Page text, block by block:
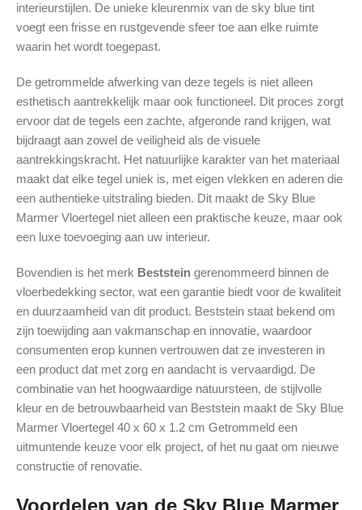
interieurstijlen. De unieke kleurenmix van de sky blue tint
voegt een frisse en rustgevende sfeer toe aan elke ruimte
waarin het wordt toegepast.
De getrommelde afwerking van deze tegels is niet alleen
esthetisch aantrekkelijk maar ook functioneel. Dit proces zorgt
ervoor dat de tegels een zachte, afgeronde rand krijgen, wat
bijdraagt aan zowel de veiligheid als de visuele
aantrekkingskracht. Het natuurlijke karakter van het materiaal
maakt dat elke tegel uniek is, met eigen vlekken en aderen die
een authentieke uitstraling bieden. Dit maakt de Sky Blue
Marmer Vloertegel niet alleen een praktische keuze, maar ook
een luxe toevoeging aan uw interieur.
Bovendien is het merk Beststein gerenommeerd binnen de
vloerbedekking sector, wat een garantie biedt voor de kwaliteit
en duurzaamheid van dit product. Beststein staat bekend om
zijn toewijding aan vakmanschap en innovatie, waardoor
consumenten erop kunnen vertrouwen dat ze investeren in
een product dat met zorg en aandacht is vervaardigd. De
combinatie van het hoogwaardige natuursteen, de stijlvolle
kleur en de betrouwbaarheid van Beststein maakt de Sky Blue
Marmer Vloertegel 40 x 60 x 1.2 cm Getrommeld een
uitmuntende keuze voor elk project, of het nu gaat om nieuwe
constructie of renovatie.
Voordelen van de Sky Blue Marmer